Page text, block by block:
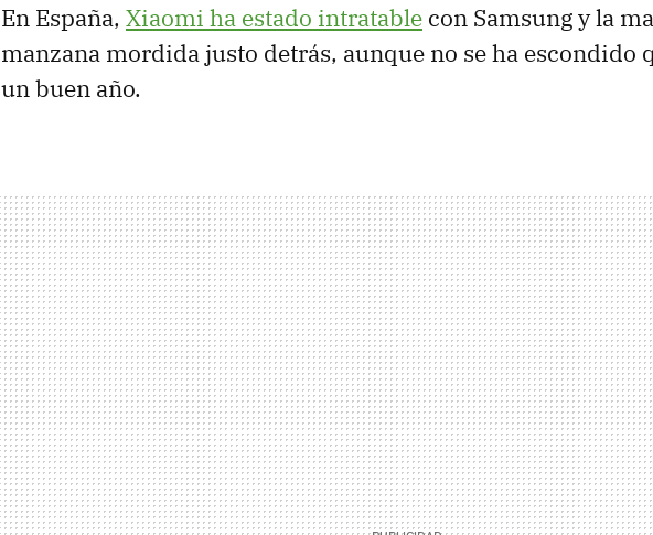
En España, Xiaomi ha estado intratable con Samsung y la
manzana mordida justo detrás, aunque no se ha escondido
un buen año.